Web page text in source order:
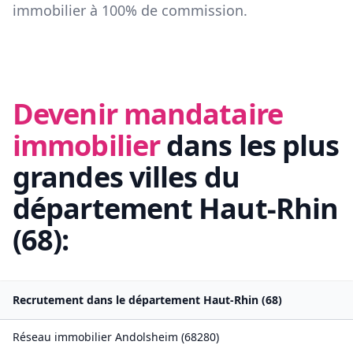
immobilier à 100% de commission.
Devenir mandataire
immobilierdans les plus
grandes villes du
département Haut-Rhin
(68):
Recrutement dans le département Haut-Rhin (68)
Réseau immobilier Andolsheim (68280)